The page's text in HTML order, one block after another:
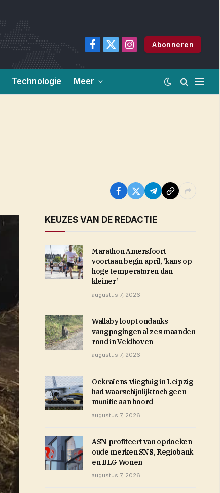
Facebook
X
Instagram
Abonneren
Technologie Meer
KEUZES VAN DE REDACTIE
Marathon Amersfoort
voortaan begin april, ‘kans op
hoge temperaturen dan
kleiner’
augustus 7, 2026
Wallaby loopt ondanks
vangpogingen al zes maanden
rond in Veldhoven
augustus 7, 2026
Oekraïens vliegtuig in Leipzig
had waarschijnlijk toch geen
munitie aan boord
augustus 7, 2026
ASN profiteert van opdoeken
oude merken SNS, Regiobank
en BLG Wonen
augustus 7, 2026